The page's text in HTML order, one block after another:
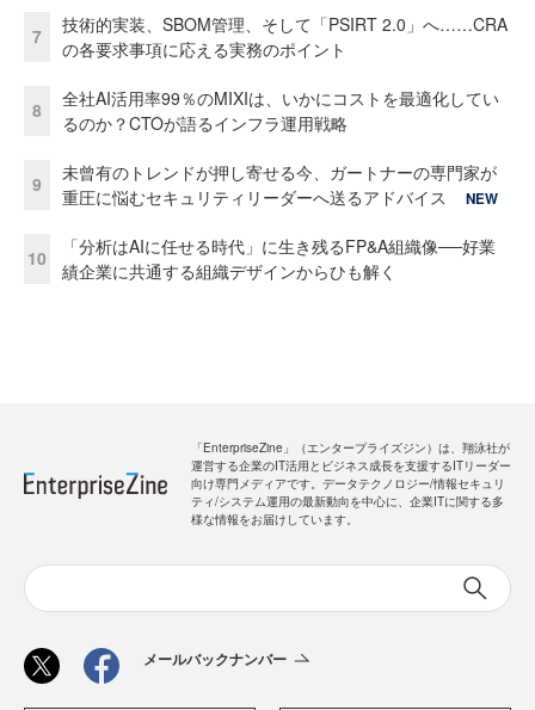
7
技術的実装、SBOM管理、そして「PSIRT 2.0」へ……CRA
の各要求事項に応える実務のポイント
8
全社AI活用率99％のMIXIは、いかにコストを最適化してい
るのか？CTOが語るインフラ運用戦略
9
未曾有のトレンドが押し寄せる今、ガートナーの専門家が
重圧に悩むセキュリティリーダーへ送るアドバイス
NEW
10
「分析はAIに任せる時代」に生き残るFP&A組織像──好業
績企業に共通する組織デザインからひも解く
「EnterpriseZine」（エンタープライズジン）は、翔泳社が
運営する企業のIT活用とビジネス成長を支援するITリーダー
向け専門メディアです。データテクノロジー/情報セキュリ
ティ/システム運用の最新動向を中心に、企業ITに関する多
様な情報をお届けしています。
メールバックナンバー